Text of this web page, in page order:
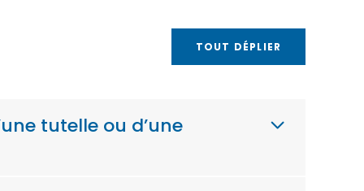
TOUT DÉPLIER
tutelle ou d’une